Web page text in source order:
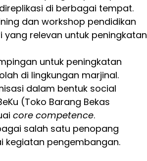
di berbagai tempat.
dan workshop pendidikan
relevan untuk peningkatan
untuk peningkatan
di lingkungan marjinal.
dalam bentuk social
(Toko Barang Bekas
core competence.
salah satu penopang
kegiatan pengembangan.